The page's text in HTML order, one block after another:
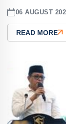
06 AUGUST
READ MORE